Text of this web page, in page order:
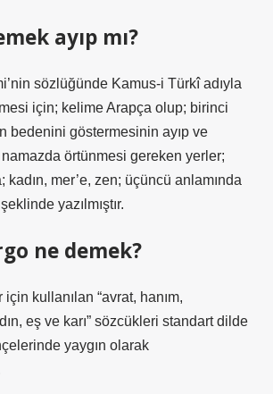
ayıp mı?
sözlüğünde Kamus-i Türkî adıyla
için; kelime Arapça olup; birinci
bedenini göstermesinin ayıp ve
namazda örtünmesi gereken yerler;
kadın, mer’e, zen; üçüncü anlamında
yazılmıştır.
ne demek?
kullanılan “avrat, hanım,
eş ve karı” sözcükleri standart dilde
yaygın olarak